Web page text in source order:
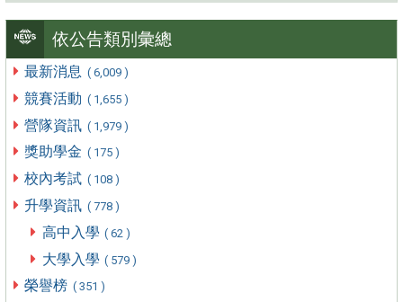
依公告類別彙總
最新消息 ( 6,009 )
競賽活動 ( 1,655 )
營隊資訊 ( 1,979 )
獎助學金 ( 175 )
校內考試 ( 108 )
升學資訊 ( 778 )
高中入學 ( 62 )
大學入學 ( 579 )
榮譽榜 ( 351 )